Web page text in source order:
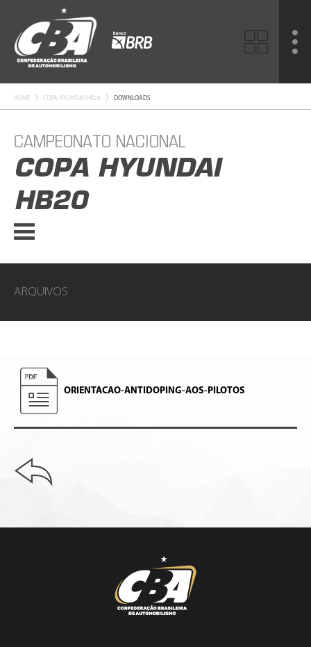
HOME COPA HYUNDAI HB20 DOWNLOADS
CAMPEONATO NACIONAL
COPA HYUNDAI
HB20
ARQUIVOS
ORIENTACAO-ANTIDOPING-AOS-PILOTOS